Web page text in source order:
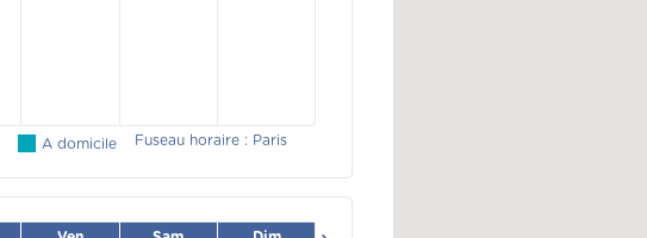
A domicile Fuseau horaire : Paris